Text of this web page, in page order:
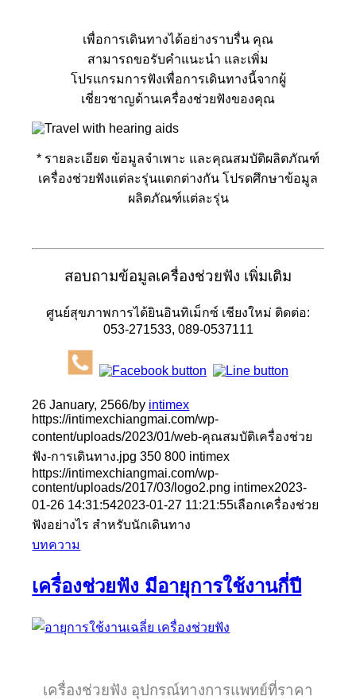
เพื่อการเดินทางได้อย่างราบรื่น คุณ
สามารถขอรับคำแนะนำ และเพิ่ม
โปรแกรมการฟังเพื่อการเดินทางนี้จากผู้
เชี่ยวชาญด้านเครื่องช่วยฟังของคุณ
* รายละเอียด ข้อมูลจำเพาะ และคุณสมบัติผลิตภัณฑ์
เครื่องช่วยฟังแต่ละรุ่นแตกต่างกัน โปรดศึกษาข้อมูล
ผลิตภัณฑ์แต่ละรุ่น
สอบถามข้อมูลเครื่องช่วยฟัง เพิ่มเติม
ศูนย์สุขภาพการได้ยินอินทิเม็กซ์ เชียงใหม่ ติดต่อ:
053-271533, 089-0537111
26 January, 2566/by intimex
https://intimexchiangmai.com/wp-
content/uploads/2023/01/web-คุณสมบัติเครื่องช่วย
ฟัง-การเดินทาง.jpg 350 800 intimex
https://intimexchiangmai.com/wp-
content/uploads/2017/03/logo2.png intimex2023-
01-26 14:31:542023-01-27 11:21:55เลือกเครื่องช่วย
ฟังอย่างไร สำหรับนักเดินทาง
บทความ
เครื่องช่วยฟัง มีอายุการใช้งานกี่ปี
เครื่องช่วยฟัง อุปกรณ์ทางการแพทย์ที่ราคา